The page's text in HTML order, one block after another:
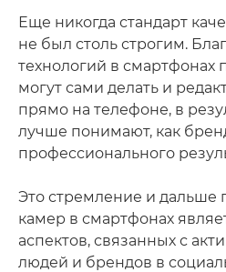
Еще никогда стандарт
не был столь строгим.
технологий в смартфонах
могут сами делать и
прямо на телефоне, в
лучше понимают, как
профессионального
Это стремление и дальше
камер в смартфонах
аспектов, связанных с
людей и брендов в